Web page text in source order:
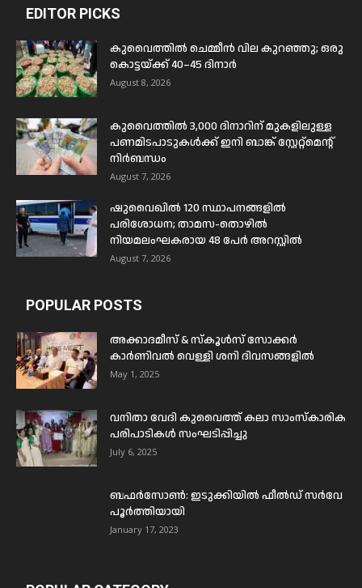
EDITOR PICKS
കുവൈത്തിൽ ചെമ്മീൻ വില കുറഞ്ഞു; ഒരു
കൊട്ടയ്ക്ക് 40–45 ദിനാർ
August 8, 2026
കുവൈത്തിൽ 3,000 ദിനാറിന് മുകളിലുള്ള
പണമിടപാടുകൾക്ക് ഇനി ബാങ്ക് സ്റ്റേറ്റ്മെന്റ്
നിർബന്ധം
August 7, 2026
ഷുവൈഖിൽ 120 സ്ഥാപനങ്ങളിൽ
പരിശോധന; താമസ-തൊഴിൽ
നിയമലംഘകരായ 48 പേർ അറസ്റ്റിൽ
August 7, 2026
POPULAR POSTS
അക്കാദമീസ് & സ്കൂൾസ് സോക്കർ
കാർണിവൽ വെള്ളി ശനി ദിവസങ്ങളിൽ
May 1, 2025
വനിതാ വേദി കുവൈത്ത് കലാ സാംസ്കാരിക
പരിപാടികൾ സംഘടിപ്പിച്ചു
July 6, 2025
ബഫര്‍സോണ്‍: ഇടുക്കിയില്‍ ഫീല്‍ഡ് സര്‍വേ
പൂര്‍ത്തിയായി
January 17, 2023